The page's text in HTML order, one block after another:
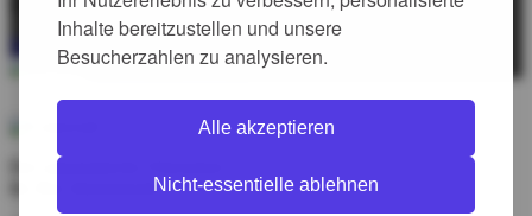
Inhalte bereitzustellen und unsere
Besucherzahlen zu analysieren.
Alle akzeptieren
Nicht-essentielle ablehnen
Herzen umsetzen."
Termin vereinbaren
Termin vereinbaren
Der automatische Übersetzer
für Ihre Internetseite